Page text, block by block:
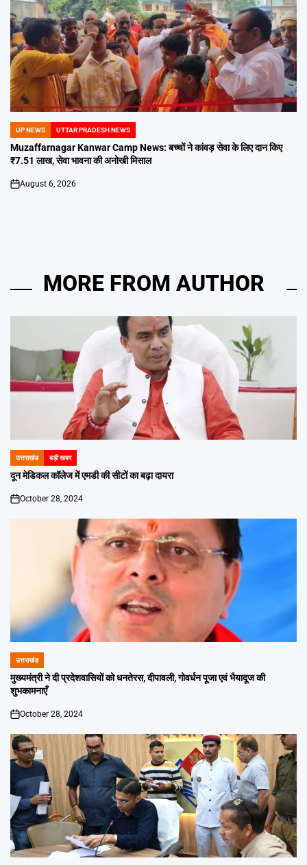
POSTED
IN
UP NEWS UTTAR PRADESH NEWS
Muzaffarnagar Kanwar Camp News: बच्चों ने कांवड़ सेवा के लिए दान किए
₹7.51 लाख, सेवा भावना की अनोखी मिसाल
on
August 6, 2026
MORE FROM AUTHOR
POSTED
IN
उत्तराखंड बड़ी खबर
दून मेडिकल कॉलेज में एमडी की सीटों का बढ़ा दायरा
on
October 28, 2024
POSTED
IN
उत्तराखंड
मुख्यमंत्री ने दी प्रदेशवासियों को धनतेरस, दीपावली, गोवर्धन पूजा एवं भैयादूज की
शुभकामनाएँ
on
October 28, 2024